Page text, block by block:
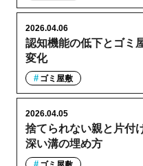
認知機能の低下とゴミ
変化
2026.04.06
ゴミ屋敷
捨てられない親と片付
深い溝の埋め方
2026.04.05